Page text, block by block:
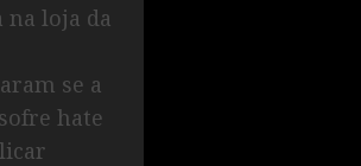
loja da
se a
hate